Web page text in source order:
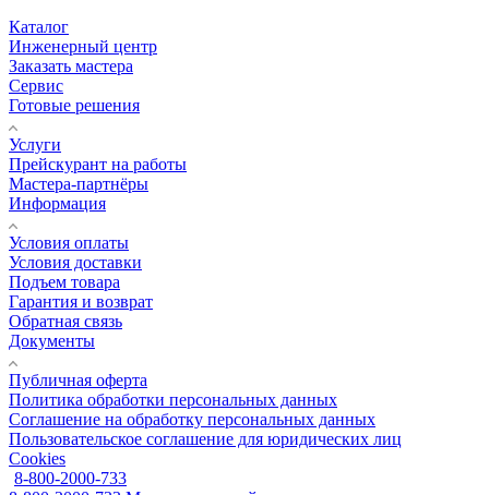
Каталог
Инженерный центр
Заказать мастера
Сервис
Готовые решения
Услуги
Прейскурант на работы
Мастера-партнёры
Информация
Условия оплаты
Условия доставки
Подъем товара
Гарантия и возврат
Обратная связь
Документы
Публичная оферта
Политика обработки персональных данных
Соглашение на обработку персональных данных
Пользовательское соглашение для юридических лиц
Cookies
8-800-2000-733